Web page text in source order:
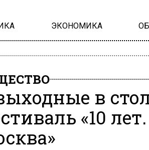
ЭКОНОМИКА
в
«10